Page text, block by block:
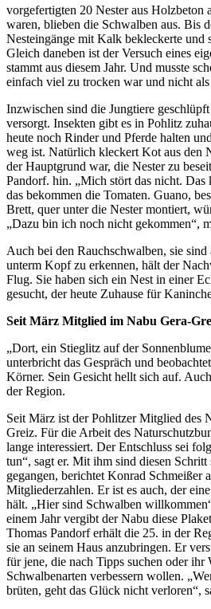
vorgefertigten 20 Nester aus Holzbeton
waren, blieben die Schwalben aus. Bis
Nesteingänge mit Kalk bekleckerte und
Gleich daneben ist der Versuch eines
stammt aus diesem Jahr. Und musste
einfach viel zu trocken war und nicht
Inzwischen sind die Jungtiere
versorgt. Insekten gibt es in Pohlitz
heute noch Rinder und Pferde halten
weg ist. Natürlich kleckert Kot aus den
der Hauptgrund war, die Nester zu
Pandorf. hin. „Mich stört das nicht. Das
das bekommen die Tomaten. Guano,
Brett, quer unter die Nester montiert,
„Dazu bin ich noch nicht gekommen“,
Auch bei den Rauchschwalben, sie
unterm Kopf zu erkennen, hält der
Flug. Sie haben sich ein Nest in einer
gesucht, der heute Zuhause für
Seit März Mitglied im Nabu Gera-
„Dort, ein Stieglitz auf der
unterbricht das Gespräch und
Körner. Sein Gesicht hellt sich auf.
der Region.
Seit März ist der Pohlitzer Mitglied des
Greiz. Für die Arbeit des
lange interessiert. Der Entschluss sei
tun“, sagt er. Mit ihm sind diesen
gegangen, berichtet Konrad Schmeißer
Mitgliederzahlen. Er ist es auch, der
hält. „Hier sind Schwalben
einem Jahr vergibt der Nabu diese
Thomas Pandorf erhält die 25. in der
sie an seinem Haus anzubringen. Er
für jene, die nach Tipps suchen oder ihr
Schwalbenarten verbessern wollen.
brüten, geht das Glück nicht verloren“,